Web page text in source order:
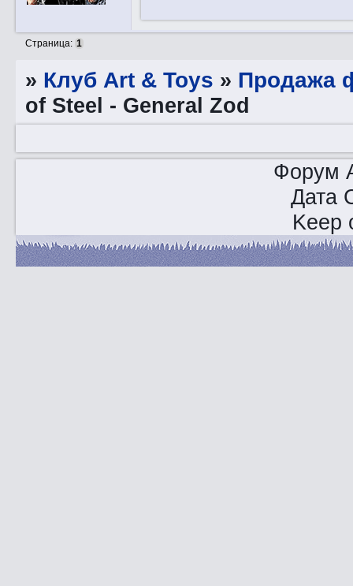
Страница: 1
» Клуб Art & Toys » Продажа
of Steel - General Zod
Форум
Дата
Keep